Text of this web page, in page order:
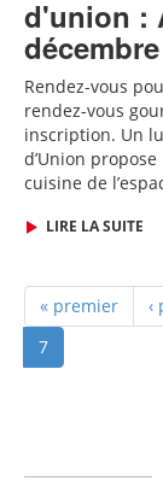
d'union :
décembre
Rendez-vous
rendez-vous
inscription. Un
d’Union
cuisine de
LIRE LA SUITE
« premier ‹
7